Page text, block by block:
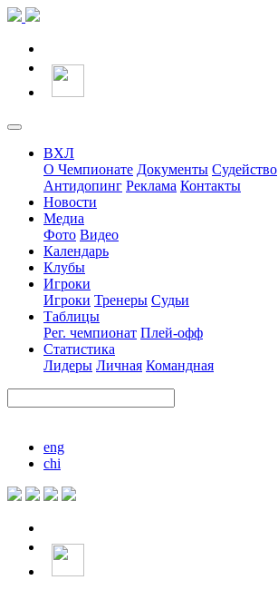
ВХЛ
О Чемпионате Документы Судейство
Антидопинг Реклама Контакты
Новости
Медиа
Фото Видео
Календарь
Клубы
Игроки
Игроки Тренеры Судьи
Таблицы
Рег. чемпионат Плей-офф
Статистика
Лидеры Личная Командная
eng
chi